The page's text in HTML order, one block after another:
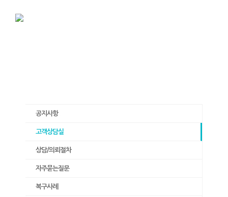
공지사항
고객상담실
상담/의뢰절차
자주묻는질문
복구사례